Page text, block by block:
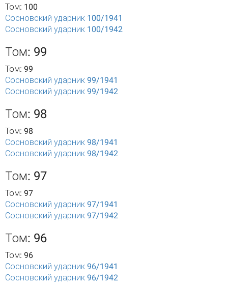
Том: 100
Сосновский ударник 100/1941
Сосновский ударник 100/1942
Том: 99
Том: 99
Сосновский ударник 99/1941
Сосновский ударник 99/1942
Том: 98
Том: 98
Сосновский ударник 98/1941
Сосновский ударник 98/1942
Том: 97
Том: 97
Сосновский ударник 97/1941
Сосновский ударник 97/1942
Том: 96
Том: 96
Сосновский ударник 96/1941
Сосновский ударник 96/1942